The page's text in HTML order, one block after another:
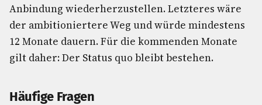
Anbindung wiederherzustellen. Letzteres wäre
der ambitioniertere Weg und würde mindestens
12 Monate dauern. Für die kommenden Monate
gilt daher: Der Status quo bleibt bestehen.
Häufige Fragen